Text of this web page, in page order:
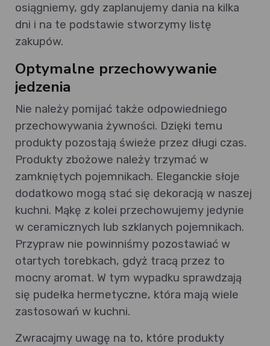
osiągniemy, gdy zaplanujemy dania na kilka
dni i na te podstawie stworzymy listę
zakupów.
Optymalne przechowywanie
jedzenia
Nie należy pomijać także odpowiedniego
przechowywania żywności. Dzięki temu
produkty pozostają świeże przez długi czas.
Produkty zbożowe należy trzymać w
zamkniętych pojemnikach. Eleganckie słoje
dodatkowo mogą stać się dekoracją w naszej
kuchni. Mąkę z kolei przechowujemy jedynie
w ceramicznych lub szklanych pojemnikach.
Przypraw nie powinniśmy pozostawiać w
otartych torebkach, gdyż tracą przez to
mocny aromat. W tym wypadku sprawdzają
się pudełka hermetyczne, która mają wiele
zastosowań w kuchni.
Zwracajmy uwagę na to, które produkty